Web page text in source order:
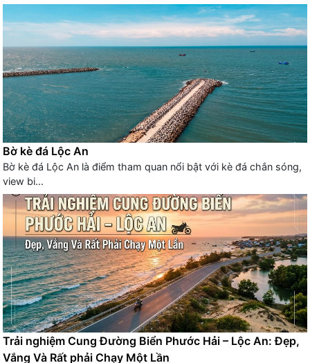
Bờ kè đá Lộc An
Bờ kè đá Lộc An là điểm tham quan nổi bật với kè đá chắn sóng,
view bi...
Trải nghiệm Cung Đường Biển Phước Hải – Lộc An: Đẹp,
Vắng Và Rất phải Chạy Một Lần